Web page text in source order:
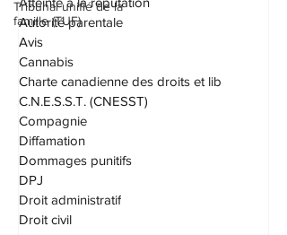
Tribunal unifié de la
famille (TUF)
Adoption
Atteinte à la réputation
Autorité parentale
Avis
Cannabis
Charte canadienne des droits et lib
C.N.E.S.S.T. (CNESST)
Compagnie
Diffamation
Dommages punitifs
DPJ
Droit administratif